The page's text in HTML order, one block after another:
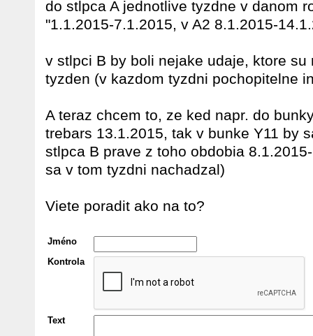
do stlpca A jednotlive tyzdne v danom
"1.1.2015-7.1.2015, v A2 8.1.2015-
v stlpci B by boli nejake udaje, ktore su
tyzden (v kazdom tyzdni pochopitelne
A teraz chcem to, ze ked napr. do
trebars 13.1.2015, tak v bunke Y11 by
stlpca B prave z toho obdobia
sa v tom tyzdni nachadzal)
Viete poradit ako na to?
Jméno
Kontrola
Text